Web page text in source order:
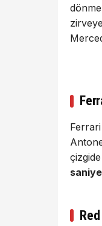
saniye
Red